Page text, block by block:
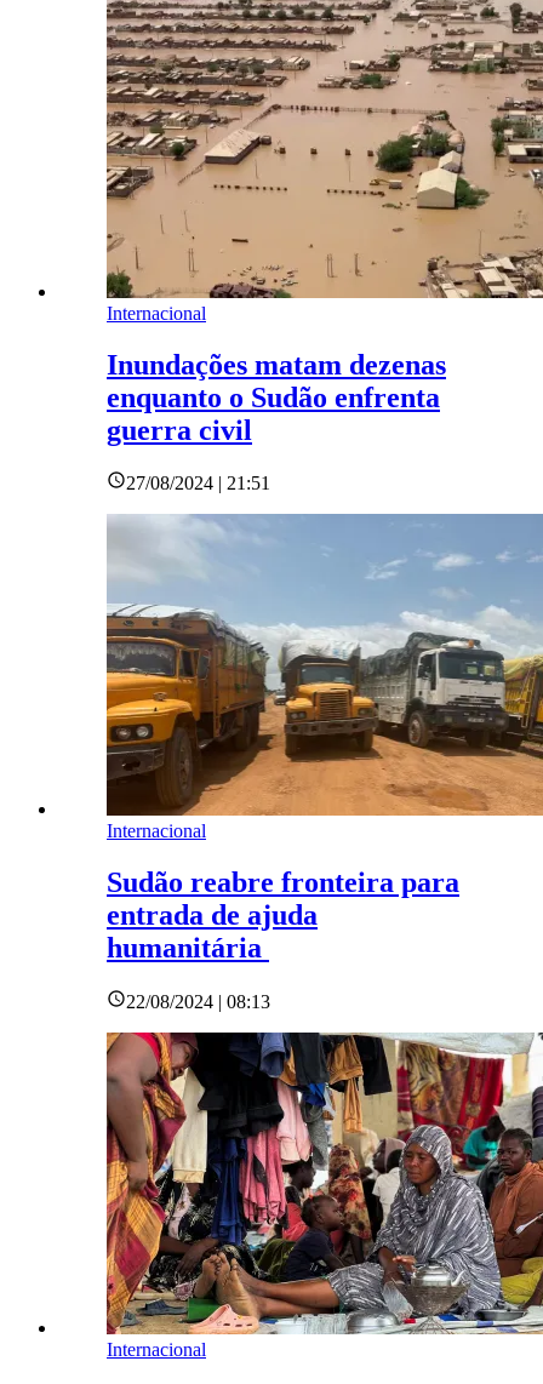
Internacional
Inundações matam dezenas
enquanto o Sudão enfrenta
guerra civil
27/08/2024 | 21:51
Internacional
Sudão reabre fronteira para
entrada de ajuda
humanitária
22/08/2024 | 08:13
Internacional